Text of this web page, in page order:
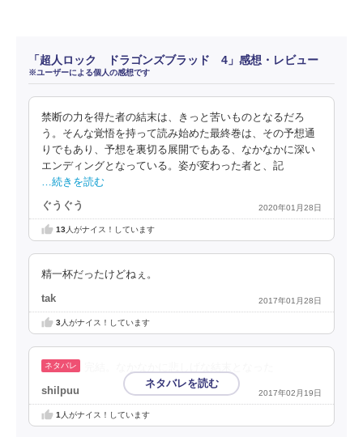
「超人ロック ドラゴンズブラッド 4」感想・レビュー
※ユーザーによる個人の感想です
禁断の力を得た者の結末は、きっと苦いものとなるだろ
う。そんな覚悟を持って読み始めた最終巻は、その予想通
りでもあり、予想を裏切る展開でもある、なかなかに深い
エンディングとなっている。姿が変わった者と、記
…続きを読む
ぐうぐう 2020年01月28日
13人がナイス！しています
精一杯だったけどねぇ。
tak 2017年01月28日
3人がナイス！しています
shilpuu 2017年02月19日
1人がナイス！しています